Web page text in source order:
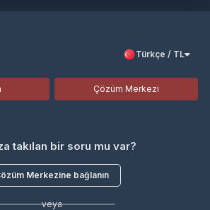
Türkçe / TL
Çözüm Merkezi
takılan bir soru mu var?
Merkezine bağlanın
veya